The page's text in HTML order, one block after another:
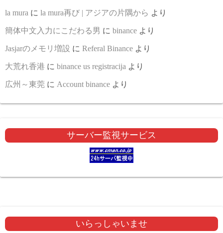
la mura に la mura再び | アジアの片隅から より
簡体中文入力にこだわる男 に binance より
Jasjarのメモリ増設 に Referal Binance より
大荒れ香港 に binance us registracija より
広州～東莞 に Account binance より
サーバー監視サービス
いらっしゃいませ